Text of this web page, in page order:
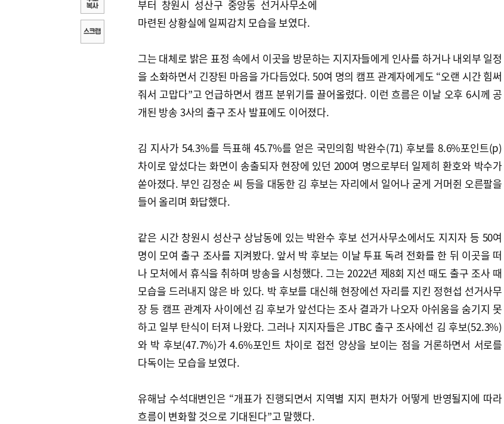
부터 창원시 성산구 중앙동 선거사무소에
마련된 상황실에 일찌감치 모습을 보였다.
그는 대체로 밝은 표정 속에서 이곳을 방문하는 지지자들에게 인사를 하거나 내외부 일정
을 소화하면서 긴장된 마음을 가다듬었다. 50여 명의 캠프 관계자에게도 “오랜 시간 힘써
줘서 고맙다”고 언급하면서 캠프 분위기를 끌어올렸다. 이런 흐름은 이날 오후 6시께 공
개된 방송 3사의 출구 조사 발표에도 이어졌다.
김 지사가 54.3%를 득표해 45.7%를 얻은 국민의힘 박완수(71) 후보를 8.6%포인트(p)
차이로 앞섰다는 화면이 송출되자 현장에 있던 200여 명으로부터 일제히 환호와 박수가
쏟아졌다. 부인 김정순 씨 등을 대동한 김 후보는 자리에서 일어나 굳게 거머쥔 오른팔을
들어 올리며 화답했다.
같은 시간 창원시 성산구 상남동에 있는 박완수 후보 선거사무소에서도 지지자 등 50여
명이 모여 출구 조사를 지켜봤다. 앞서 박 후보는 이날 투표 독려 전화를 한 뒤 이곳을 떠
나 모처에서 휴식을 취하며 방송을 시청했다. 그는 2022년 제8회 지선 때도 출구 조사 때
모습을 드러내지 않은 바 있다. 박 후보를 대신해 현장에선 자리를 지킨 정현섭 선거사무
장 등 캠프 관계자 사이에선 김 후보가 앞선다는 조사 결과가 나오자 아쉬움을 숨기지 못
하고 일부 탄식이 터져 나왔다. 그러나 지지자들은 JTBC 출구 조사에선 김 후보(52.3%)
와 박 후보(47.7%)가 4.6%포인트 차이로 접전 양상을 보이는 점을 거론하면서 서로를
다독이는 모습을 보였다.
유해남 수석대변인은 “개표가 진행되면서 지역별 지지 편차가 어떻게 반영될지에 따라
흐름이 변화할 것으로 기대된다”고 말했다.